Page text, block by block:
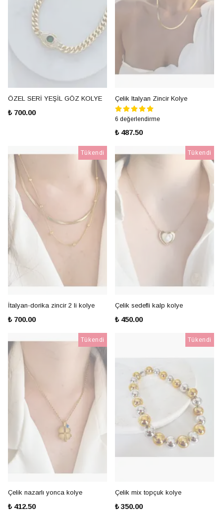
ÖZEL SERİ YEŞİL GÖZ KOLYE
₺ 700.00
Çelik Italyan Zincir Kolye
6 değerlendirme
₺ 487.50
Tükendi
İtalyan-dorika zincir 2 li kolye
₺ 700.00
Tükendi
Çelik sedefli kalp kolye
₺ 450.00
Tükendi
Çelik nazarlı yonca kolye
₺ 412.50
Tükendi
Çelik mix topçuk kolye
₺ 350.00